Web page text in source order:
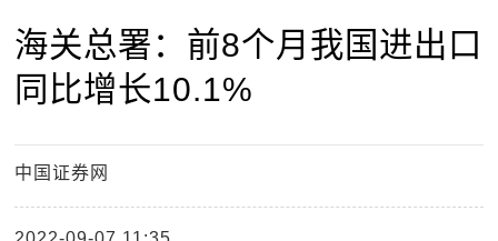
海关总署：前8个月我国进出口
同比增长10.1%
中国证券网